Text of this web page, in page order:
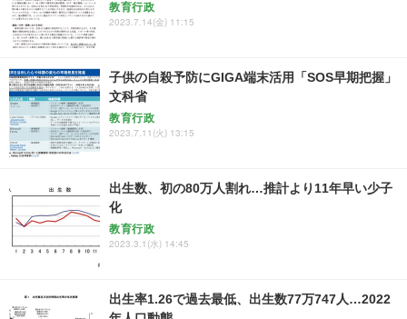
教育行政
2023.7.14(金) 11:15
子供の自殺予防にGIGA端末活用「SOS早期把握」
文科省
教育行政
2023.7.11(火) 13:15
出生数、初の80万人割れ…推計より11年早い少子
化
教育行政
2023.3.1(水) 14:45
出生率1.26で過去最低、出生数77万747人…2022